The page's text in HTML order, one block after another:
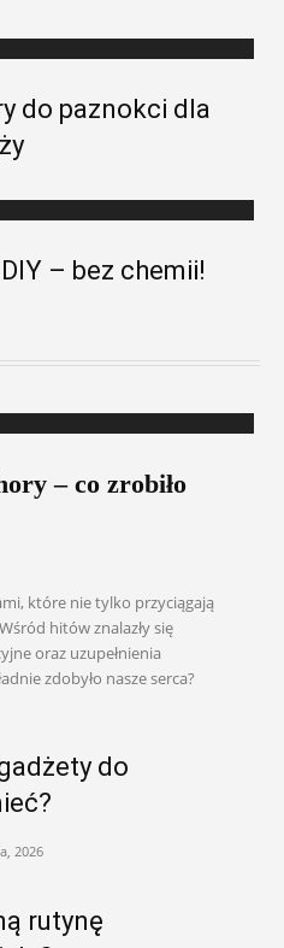
do paznokci dla
– bez chemii!
– co zrobiło
które nie tylko przyciągają
hitów znalazły się
oraz uzupełnienia
zdobyło nasze serca?
do
2026
rutynę